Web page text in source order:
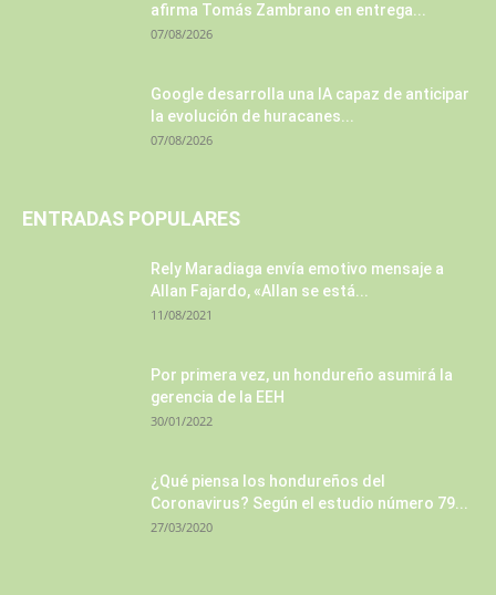
afirma Tomás Zambrano en entrega...
07/08/2026
Google desarrolla una IA capaz de anticipar
la evolución de huracanes...
07/08/2026
ENTRADAS POPULARES
Rely Maradiaga envía emotivo mensaje a
Allan Fajardo, «Allan se está...
11/08/2021
Por primera vez, un hondureño asumirá la
gerencia de la EEH
30/01/2022
¿Qué piensa los hondureños del
Coronavirus? Según el estudio número 79...
27/03/2020